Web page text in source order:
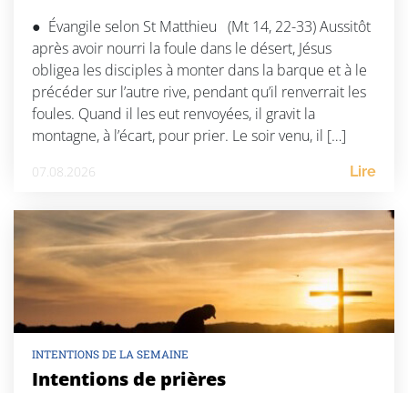
● Évangile selon St Matthieu (Mt 14, 22-33) Aussitôt
après avoir nourri la foule dans le désert, Jésus
obligea les disciples à monter dans la barque et à le
précéder sur l’autre rive, pendant qu’il renverrait les
foules. Quand il les eut renvoyées, il gravit la
montagne, à l’écart, pour prier. Le soir venu, il […]
07.08.2026 Lire
INTENTIONS DE LA SEMAINE
Intentions de prières